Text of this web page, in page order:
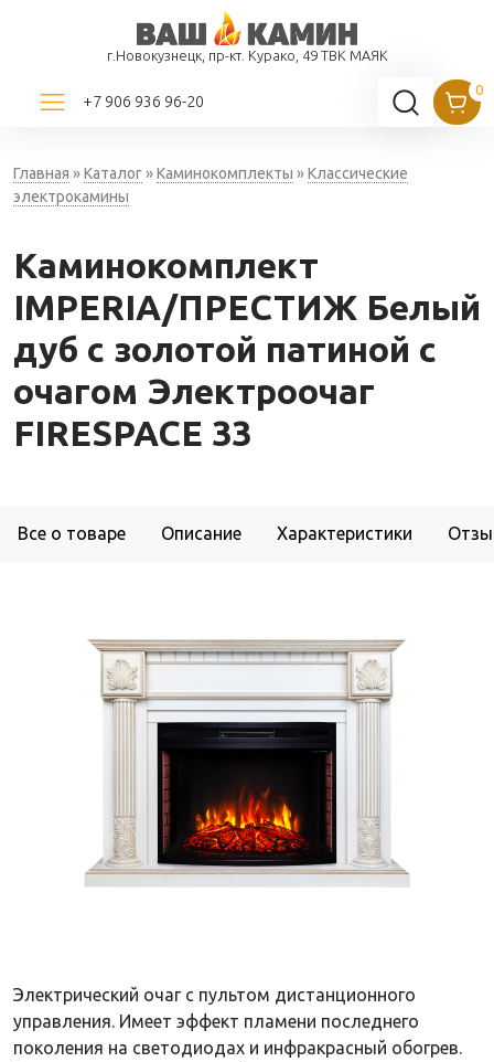
г.Новокузнецк, пр-кт. Курако, 49 ТВК МАЯК
+7 906 936 96-20
Главная »Каталог»Каминокомплекты »Классические
электрокамины
Каминокомплект
IMPERIA/ПРЕСТИЖ Белый
дуб с золотой патиной с
очагом Электроочаг
FIRESPACE 33
Все о товаре Описание Характеристики
Электрический очаг с пультом дистанционного
управления. Имеет эффект пламени последнего
поколения на светодиодах и инфракрасный обогрев.